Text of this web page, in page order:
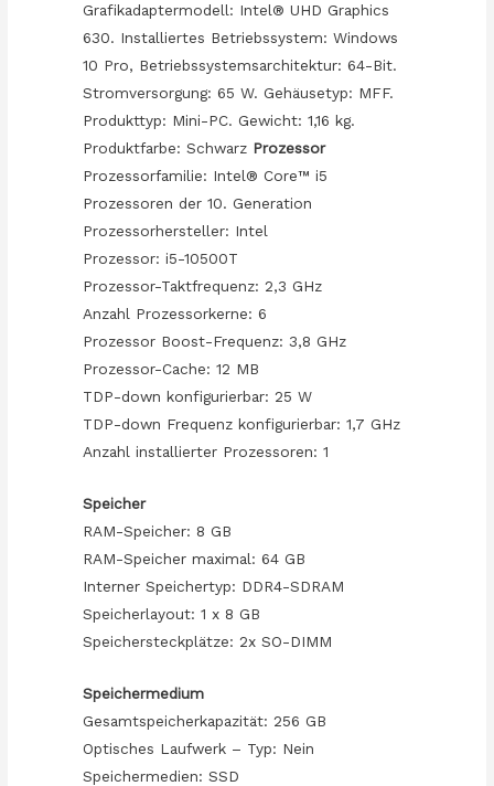
Grafikadaptermodell: Intel® UHD Graphics
630. Installiertes Betriebssystem: Windows
10 Pro, Betriebssystemsarchitektur: 64-Bit.
Stromversorgung: 65 W. Gehäusetyp: MFF.
Produkttyp: Mini-PC. Gewicht: 1,16 kg.
Produktfarbe: Schwarz Prozessor
Prozessorfamilie: Intel® Core™ i5
Prozessoren der 10. Generation
Prozessorhersteller: Intel
Prozessor: i5-10500T
Prozessor-Taktfrequenz: 2,3 GHz
Anzahl Prozessorkerne: 6
Prozessor Boost-Frequenz: 3,8 GHz
Prozessor-Cache: 12 MB
TDP-down konfigurierbar: 25 W
TDP-down Frequenz konfigurierbar: 1,7 GHz
Anzahl installierter Prozessoren: 1
Speicher
RAM-Speicher: 8 GB
RAM-Speicher maximal: 64 GB
Interner Speichertyp: DDR4-SDRAM
Speicherlayout: 1 x 8 GB
Speichersteckplätze: 2x SO-DIMM
Speichermedium
Gesamtspeicherkapazität: 256 GB
Optisches Laufwerk – Typ: Nein
Speichermedien: SSD